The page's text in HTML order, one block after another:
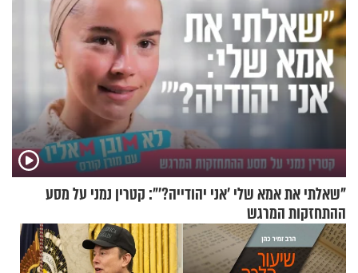
"שאלתי את אמא שלי 'אני יהודייה?'": קטרין נמני על מסע
ההתחזקות המרגש